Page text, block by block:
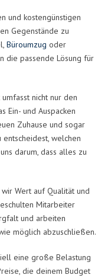
und kostengünstigen
Gegenstände zu
Büroumzug oder
die passende Lösung für
nicht nur den
Ein- und Auspacken
Zuhause und sogar
welchen
darum, dass alles zu
Wert auf Qualität und
Mitarbeiter
und arbeiten
möglich abzuschließen.
eine große Belastung
die deinem Budget